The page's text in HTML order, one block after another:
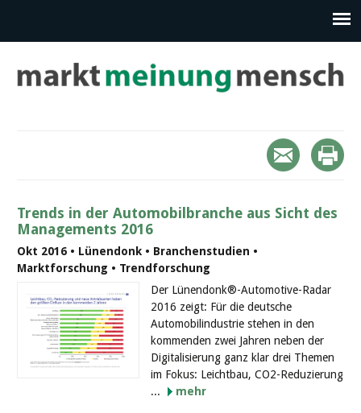
Trends in der Automobilbranche aus Sicht des
Managements 2016
Okt 2016 • Lünendonk • Branchenstudien •
Marktforschung • Trendforschung
Der Lünendonk®-Automotive-Radar
2016 zeigt: Für die deutsche
Automobilindustrie stehen in den
kommenden zwei Jahren neben der
Digitalisierung ganz klar drei Themen
im Fokus: Leichtbau, CO2-Reduzierung
...
mehr